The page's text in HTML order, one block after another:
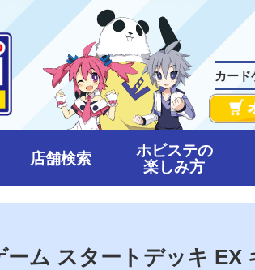
カード
店舗検索 ホビステの
楽しみ方
ーム スタートデッキ EX